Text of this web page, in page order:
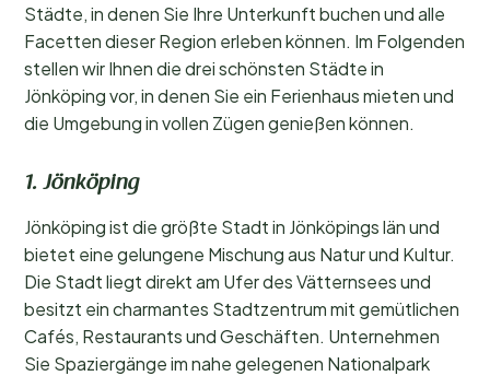
Städte, in denen Sie Ihre Unterkunft buchen und alle
Facetten dieser Region erleben können. Im Folgenden
stellen wir Ihnen die drei schönsten Städte in
Jönköping vor, in denen Sie ein Ferienhaus mieten und
die Umgebung in vollen Zügen genießen können.
1. Jönköping
Jönköping ist die größte Stadt in Jönköpings län und
bietet eine gelungene Mischung aus Natur und Kultur.
Die Stadt liegt direkt am Ufer des Vätternsees und
besitzt ein charmantes Stadtzentrum mit gemütlichen
Cafés, Restaurants und Geschäften. Unternehmen
Sie Spaziergänge im nahe gelegenen Nationalpark